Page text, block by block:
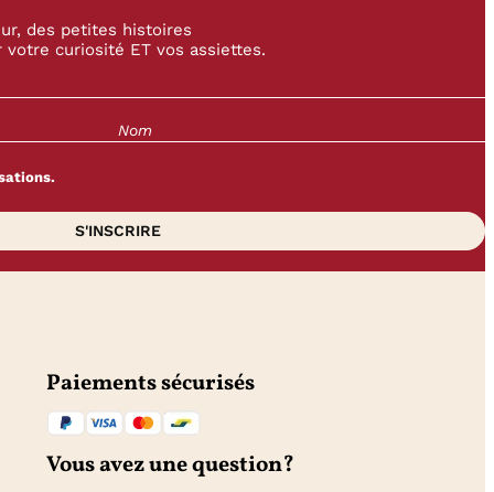
des petites histoires
curiosité ET vos assiettes.
Paiements sécurisés
Vous avez une question?